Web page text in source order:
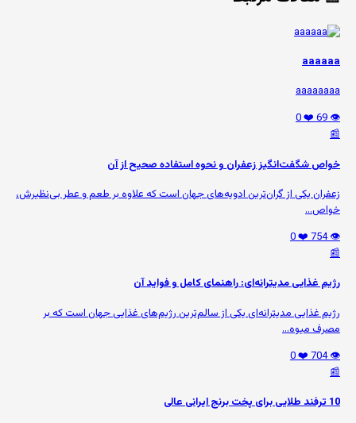
aaaaaa
aaaaaaaa
👁️ 69
❤️ 0
📰
خواص شگفت‌انگیز زعفران و نحوه استفاده صحیح از آن
زعفران یکی از گران‌ترین ادویه‌های جهان است که علاوه بر طعم و عطر بی‌نظیرش،
خواص...
👁️ 754
❤️ 0
📰
رژیم غذایی مدیترانه‌ای: راهنمای کامل و فواید آن
رژیم غذایی مدیترانه‌ای یکی از سالم‌ترین رژیم‌های غذایی جهان است که بر
مصرف میوه‌...
👁️ 704
❤️ 0
📰
10 ترفند طلایی برای پخت برنج ایرانی عالی